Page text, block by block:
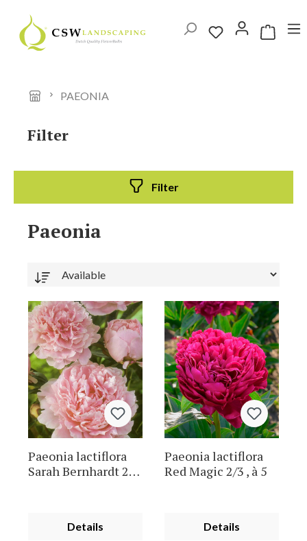
Ga naar de hoofdinhoud
PAEONIA
Filter
Filter
Paeonia
Paeonia lactiflora
Sarah Bernhardt 2/3
Details
Paeonia lactiflora
Red Magic 2/3 , à 5
Details